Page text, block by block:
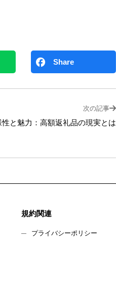
Share
次の記事
と魅力：高額返礼品の現実とは
規約関連
プライバシーポリシー